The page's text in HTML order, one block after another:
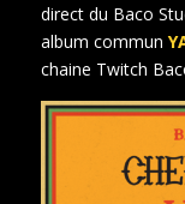
direct du Baco
album commun
chaine Twitch